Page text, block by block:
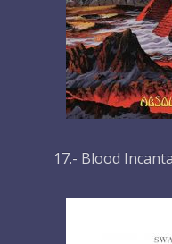
17.- Blood